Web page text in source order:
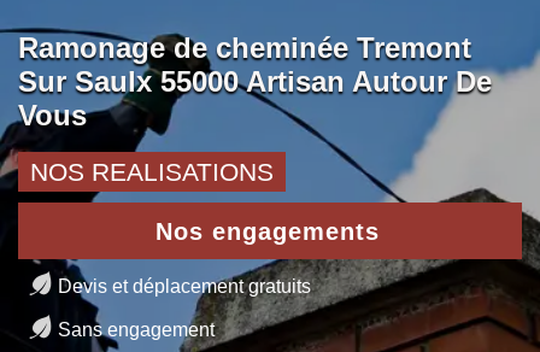
Ramonage de cheminée Tremont
Sur Saulx 55000 Artisan Autour De
Vous
NOS REALISATIONS
Nos engagements
Devis et déplacement gratuits
Sans engagement